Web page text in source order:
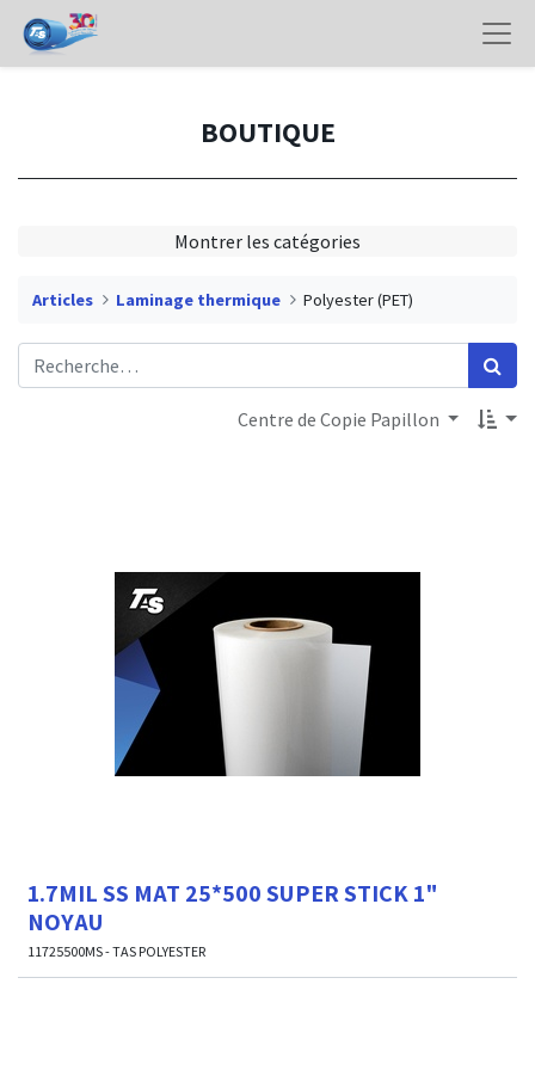
BOUTIQUE
Montrer les catégories
Articles Laminage thermique Polyester (PET)
Centre de Copie Papillon
1.7MIL SS MAT 25*500 SUPER STICK 1"
NOYAU
11725500MS - TAS POLYESTER